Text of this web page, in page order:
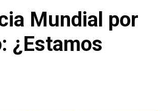
Mundial por
¿Estamos